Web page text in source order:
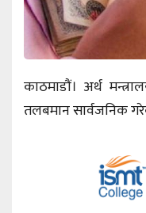
काठमाडौं। अर्थ
तलबमान सार्वजनिक